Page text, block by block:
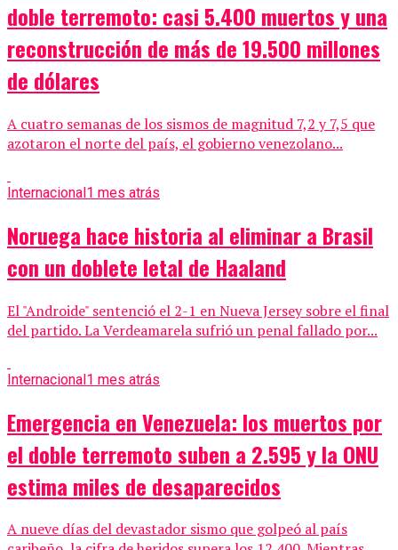
doble terremoto: casi 5.400 muertos y una
reconstrucción de más de 19.500 millones
de dólares
A cuatro semanas de los sismos de magnitud 7,2 y 7,5 que
azotaron el norte del país, el gobierno venezolano...
Internacional1 mes atrás
Noruega hace historia al eliminar a Brasil
con un doblete letal de Haaland
El "Androide" sentenció el 2-1 en Nueva Jersey sobre el final
del partido. La Verdeamarela sufrió un penal fallado por...
Internacional1 mes atrás
Emergencia en Venezuela: los muertos por
el doble terremoto suben a 2.595 y la ONU
estima miles de desaparecidos
A nueve días del devastador sismo que golpeó al país